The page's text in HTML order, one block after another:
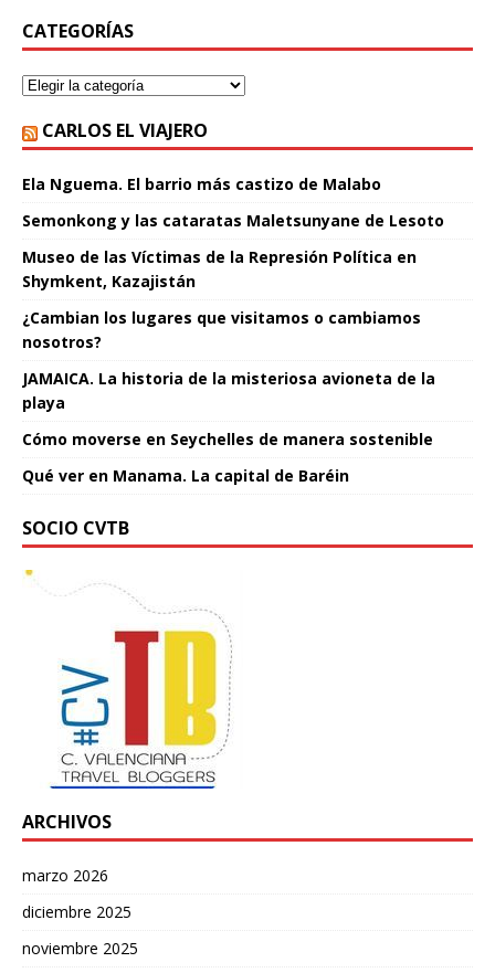
CATEGORÍAS
CARLOS EL VIAJERO
Ela Nguema. El barrio más castizo de Malabo
Semonkong y las cataratas Maletsunyane de Lesoto
Museo de las Víctimas de la Represión Política en
Shymkent, Kazajistán
¿Cambian los lugares que visitamos o cambiamos
nosotros?
JAMAICA. La historia de la misteriosa avioneta de la
playa
Cómo moverse en Seychelles de manera sostenible
Qué ver en Manama. La capital de Baréin
SOCIO CVTB
ARCHIVOS
marzo 2026
diciembre 2025
noviembre 2025